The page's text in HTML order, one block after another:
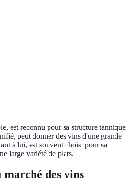
est reconnu pour sa structure tannique
peut donner des vins d'une grande
à lui, est souvent choisi pour sa
large variété de plats.
des vins